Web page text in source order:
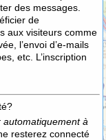
des messages.
de
aux visiteurs comme
l’envoi d’e-mails
etc. L’inscription
automatiquement à
resterez connecté